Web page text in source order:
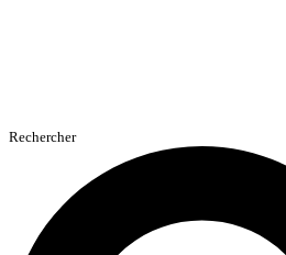
Rechercher